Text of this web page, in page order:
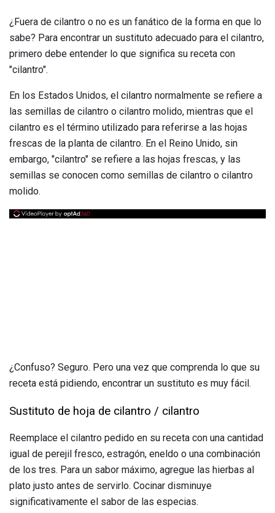
¿Fuera de cilantro o no es un fanático de la forma en que lo
sabe? Para encontrar un sustituto adecuado para el cilantro,
primero debe entender lo que significa su receta con
"cilantro".
En los Estados Unidos, el cilantro normalmente se refiere a
las semillas de cilantro o cilantro molido, mientras que el
cilantro es el término utilizado para referirse a las hojas
frescas de la planta de cilantro. En el Reino Unido, sin
embargo, "cilantro" se refiere a las hojas frescas, y las
semillas se conocen como semillas de cilantro o cilantro
molido.
¿Confuso? Seguro. Pero una vez que comprenda lo que su
receta está pidiendo, encontrar un sustituto es muy fácil.
Sustituto de hoja de cilantro / cilantro
Reemplace el cilantro pedido en su receta con una cantidad
igual de perejil fresco, estragón, eneldo o una combinación
de los tres. Para un sabor máximo, agregue las hierbas al
plato justo antes de servirlo. Cocinar disminuye
significativamente el sabor de las especias.